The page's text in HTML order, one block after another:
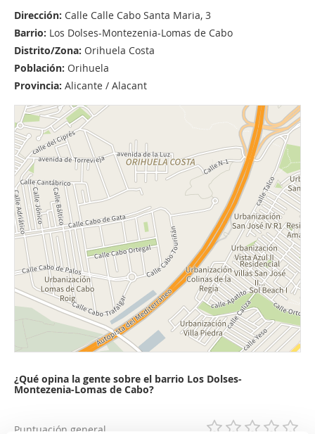
Dirección: Calle Calle Cabo Santa Maria, 3
Barrio: Los Dolses-Montezenia-Lomas de Cabo
Distrito/Zona: Orihuela Costa
Población: Orihuela
Provincia: Alicante / Alacant
¿Qué opina la gente sobre el barrio Los Dolses-
Montezenia-Lomas de Cabo?
Puntuación general